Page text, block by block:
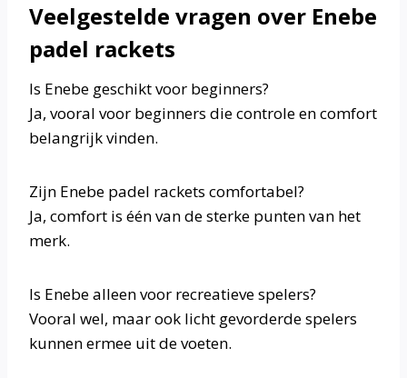
Veelgestelde vragen over Enebe
padel rackets
Is Enebe geschikt voor beginners?
Ja, vooral voor beginners die controle en comfort
belangrijk vinden.
Zijn Enebe padel rackets comfortabel?
Ja, comfort is één van de sterke punten van het
merk.
Is Enebe alleen voor recreatieve spelers?
Vooral wel, maar ook licht gevorderde spelers
kunnen ermee uit de voeten.